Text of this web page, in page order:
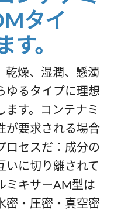
タイ
。
乾燥、湿潤、懸濁
ゆるタイプに理想
ます。コンテナミ
が要求される場合
ロセスだ：成分の
いに切り離されて
ミキサーAM型は
密・圧密・真空密